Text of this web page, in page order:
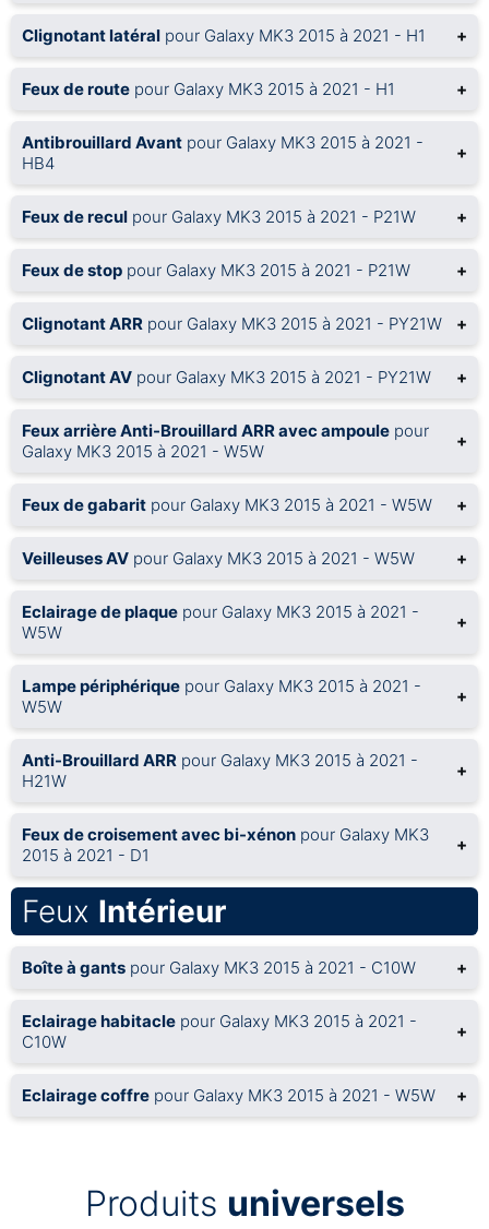
Clignotant latéral pour Galaxy MK3 2015 à 2021 - H1 +
Feux de route pour Galaxy MK3 2015 à 2021 - H1 +
Antibrouillard Avant pour Galaxy MK3 2015 à 2021 -
HB4
+
Feux de recul pour Galaxy MK3 2015 à 2021 - P21W +
Feux de stop pour Galaxy MK3 2015 à 2021 - P21W +
Clignotant ARR pour Galaxy MK3 2015 à 2021 - PY21W +
Clignotant AV pour Galaxy MK3 2015 à 2021 - PY21W +
Feux arrière Anti-Brouillard ARR avec ampoule pour
Galaxy MK3 2015 à 2021 - W5W
+
Feux de gabarit pour Galaxy MK3 2015 à 2021 - W5W +
Veilleuses AV pour Galaxy MK3 2015 à 2021 - W5W +
Eclairage de plaque pour Galaxy MK3 2015 à 2021 -
W5W
+
Lampe périphérique pour Galaxy MK3 2015 à 2021 -
W5W
+
Anti-Brouillard ARR pour Galaxy MK3 2015 à 2021 -
H21W
+
Feux de croisement avec bi-xénon pour Galaxy MK3
2015 à 2021 - D1
+
Feux Intérieur
Boîte à gants pour Galaxy MK3 2015 à 2021 - C10W +
Eclairage habitacle pour Galaxy MK3 2015 à 2021 -
C10W
+
Eclairage coffre pour Galaxy MK3 2015 à 2021 - W5W +
Produits universels